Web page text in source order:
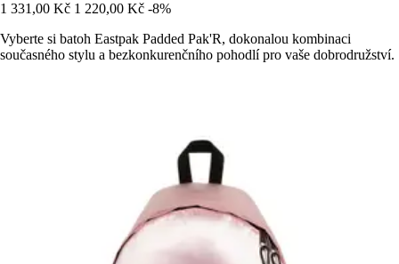
1 331,00 Kč 1 220,00 Kč -8%
Vyberte si batoh Eastpak Padded Pak'R, dokonalou kombinaci
současného stylu a bezkonkurenčního pohodlí pro vaše dobrodružství.